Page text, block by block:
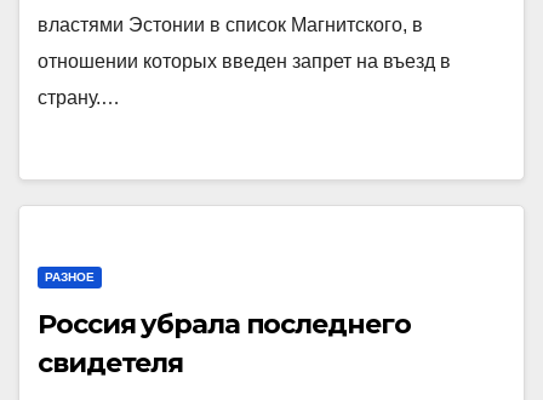
властями Эстонии в список Магнитского, в
отношении которых введен запрет на въезд в
страну.…
РАЗНОЕ
Россия убрала последнего
свидетеля